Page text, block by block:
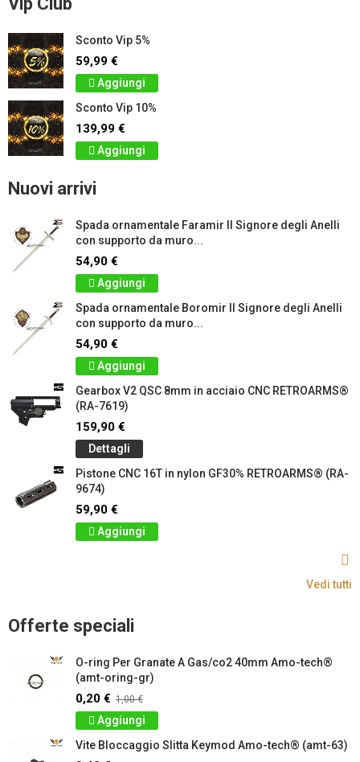
Sconto Vip 5%
59,99 €
Aggiungi
Sconto Vip 10%
139,99 €
Aggiungi
Nuovi arrivi
Spada ornamentale Faramir Il Signore degli Anelli
con supporto da muro...
54,90 €
Aggiungi
Spada ornamentale Boromir Il Signore degli Anelli
con supporto da muro...
54,90 €
Aggiungi
Gearbox V2 QSC 8mm in acciaio CNC RETROARMS®
(RA-7619)
159,90 €
Dettagli
Pistone CNC 16T in nylon GF30% RETROARMS® (RA-
9674)
59,90 €
Aggiungi
Vedi tutti
Offerte speciali
O-ring Per Granate A Gas/co2 40mm Amo-tech®
(amt-oring-gr)
0,20 € 1,00 €
Aggiungi
Vite Bloccaggio Slitta Keymod Amo-tech® (amt-63)